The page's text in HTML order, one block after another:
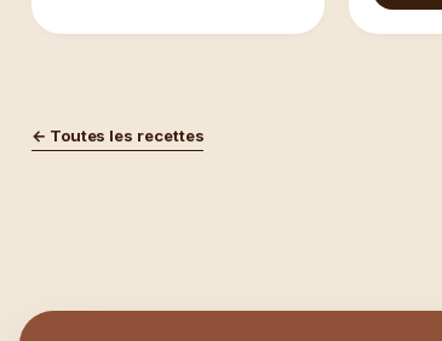
← Toutes les recettes